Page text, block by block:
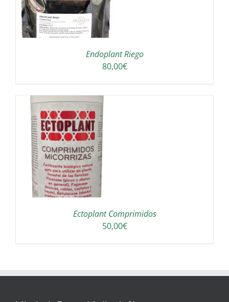
Endoplant Riego
80,00€
Ectoplant Comprimidos
50,00€